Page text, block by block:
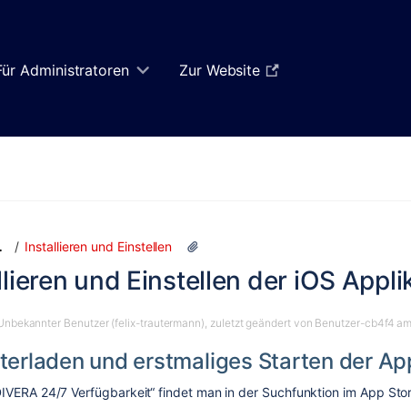
Administratoren Zur Website
Installieren und Einstellen
Zum
des
Banners
des
Banners
und Einstellen der iOS
Benutzer (felix-trautermann), zuletzt geändert von Benutzer-cb4f4 am
und erstmaliges Starten der
24/7 Verfügbarkeit“ findet man in der Suchfunktion im App